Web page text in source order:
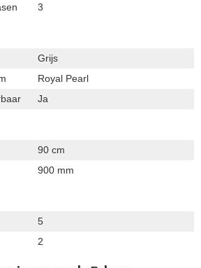
3
Grijs
Royal Pearl
Ja
90 cm
900 mm
5
2